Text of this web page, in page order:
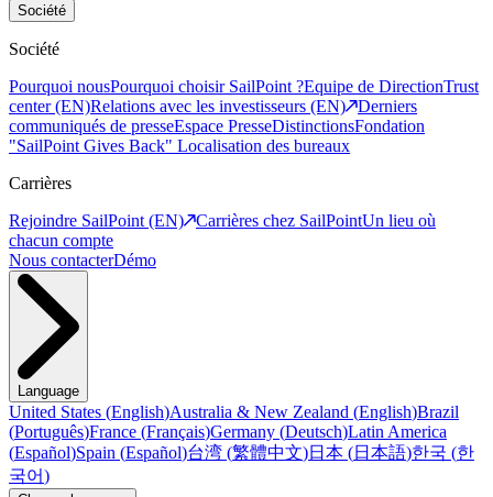
Société
Société
Pourquoi nousPourquoi choisir SailPoint ?Equipe de DirectionTrust
center (EN)Relations avec les investisseurs (EN)
Derniers
communiqués de presseEspace PresseDistinctionsFondation
"SailPoint Gives Back" Localisation des bureaux
Carrières
Rejoindre SailPoint (EN)
Carrières chez SailPointUn lieu où
chacun compte
Nous contacterDémo
Language
United States (English)Australia & New Zealand (English)Brazil
(Português)France (Français)Germany (Deutsch)Latin America
(Español)Spain (Español)台湾 (繁體中文)日本 (日本語)한국 (한
국어)